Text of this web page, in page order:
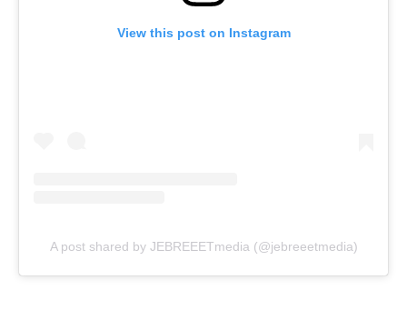
View this post on Instagram
A post shared by JEBREEETmedia (@jebreeetmedia)